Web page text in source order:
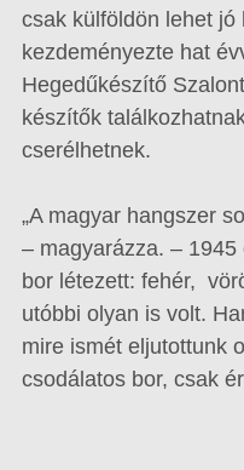
csak külföldön lehet
kezdeményezte hat
Hegedűkészítő
készítők
cserélhetnek.
„A magyar hangszer
– magyarázza. –
bor létezett: fehér,
utóbbi olyan is volt.
mire ismét eljutottunk
csodálatos bor, csak